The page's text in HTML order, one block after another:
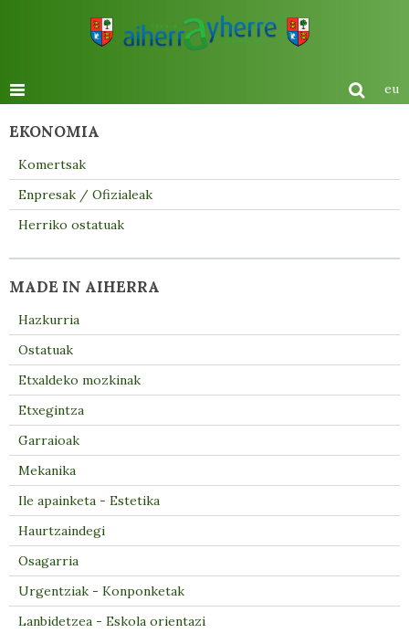
eu
EKONOMIA
Komertsak
Enpresak / Ofizialeak
Herriko ostatuak
MADE IN AIHERRA
Hazkurria
Ostatuak
Etxaldeko mozkinak
Etxegintza
Garraioak
Mekanika
Ile apainketa - Estetika
Haurtzaindegi
Osagarria
Urgentziak - Konponketak
Lanbidetzea - Eskola orientazi